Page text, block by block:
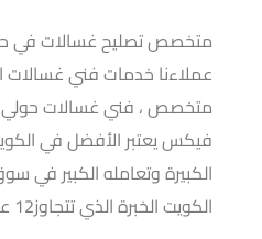
متخصص تصليح غسالات في
عملاءنا خدمات فني غسالات
متخصص ، فني غسالات
فيكس يعتبر الأفضل في
الكبيرة وتعامله الكبير في
الكويت الخبرة الذي تتجاوز12 عشر عاماً.